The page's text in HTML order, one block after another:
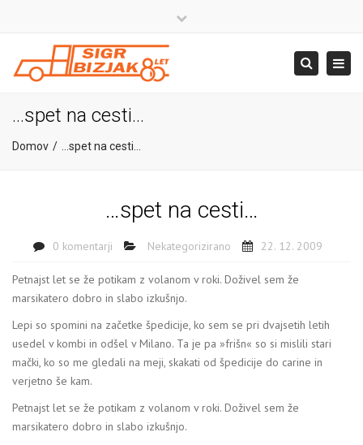
+386 4 581 37 00
Search
…spet na cesti…
Domov …spet na cesti…
…spet na cesti…
0 komentarji Nekategorizirano 22. 12. 2009
Petnajst let se že potikam z volanom v roki. Doživel sem že
marsikatero dobro in slabo izkušnjo.
Lepi so spomini na začetke špedicije, ko sem se pri dvajsetih letih
usedel v kombi in odšel v Milano. Ta je pa »frišn« so si mislili stari
mački, ko so me gledali na meji, skakati od špedicije do carine in
verjetno še kam.
Petnajst let se že potikam z volanom v roki. Doživel sem že
marsikatero dobro in slabo izkušnjo.